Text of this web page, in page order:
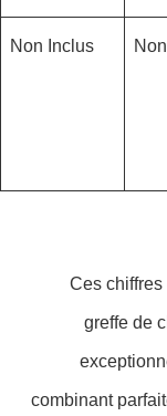
Non Inclus
Ces
greffe de
combinant